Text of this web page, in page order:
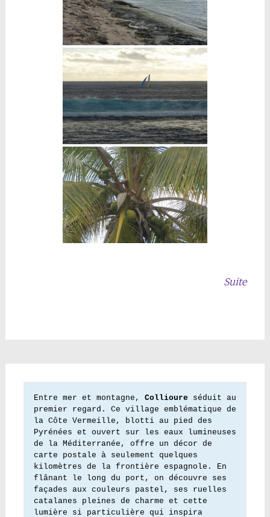
Suite
Entre mer et montagne, Collioure séduit au
premier regard. Ce village emblématique de
la Côte Vermeille, blotti au pied des
Pyrénées et ouvert sur les eaux lumineuses
de la Méditerranée, offre un décor de
carte postale à seulement quelques
kilomètres de la frontière espagnole. En
flânant le long du port, on découvre ses
façades aux couleurs pastel, ses ruelles
catalanes pleines de charme et cette
lumière si particulière qui inspira